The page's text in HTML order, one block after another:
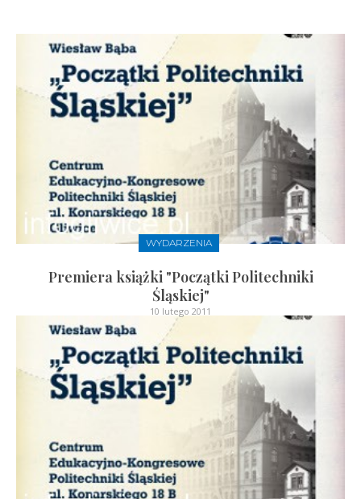
WYDARZENIA
Premiera książki "Początki Politechniki
Śląskiej"
10 lutego 2011